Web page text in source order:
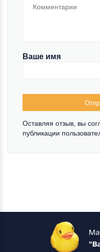
Ваше имя
Оставляя отзыв, вы
публикации